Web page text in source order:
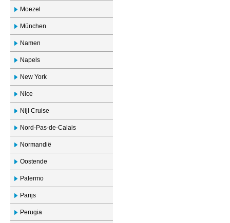
Moezel
München
Namen
Napels
New York
Nice
Nijl Cruise
Nord-Pas-de-Calais
Normandië
Oostende
Palermo
Parijs
Perugia